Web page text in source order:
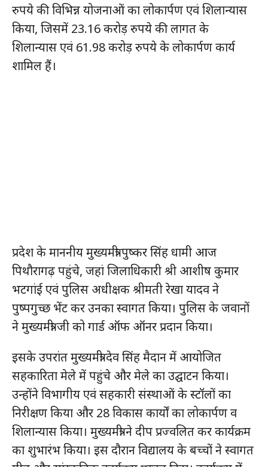
रुपये की विभिन्न योजनाओं का लोकार्पण एवं शिलान्यास
किया, जिसमें 23.16 करोड़ रुपये की लागत के
शिलान्यास एवं 61.98 करोड़ रुपये के लोकार्पण कार्य
शामिल हैं।
प्रदेश के माननीय मुख्यमंत्री पुष्कर सिंह धामी आज
पिथौरागढ़ पहुंचे, जहां जिलाधिकारी श्री आशीष कुमार
भटगांई एवं पुलिस अधीक्षक श्रीमती रेखा यादव ने
पुष्पगुच्छ भेंट कर उनका स्वागत किया। पुलिस के जवानों
ने मुख्यमंत्री जी को गार्ड ऑफ ऑनर प्रदान किया।
इसके उपरांत मुख्यमंत्री देव सिंह मैदान में आयोजित
सहकारिता मेले में पहुंचे और मेले का उद्घाटन किया।
उन्होंने विभागीय एवं सहकारी संस्थाओं के स्टॉलों का
निरीक्षण किया और 28 विकास कार्यों का लोकार्पण व
शिलान्यास किया। मुख्यमंत्री ने दीप प्रज्वलित कर कार्यक्रम
का शुभारंभ किया। इस दौरान विद्यालय के बच्चों ने स्वागत